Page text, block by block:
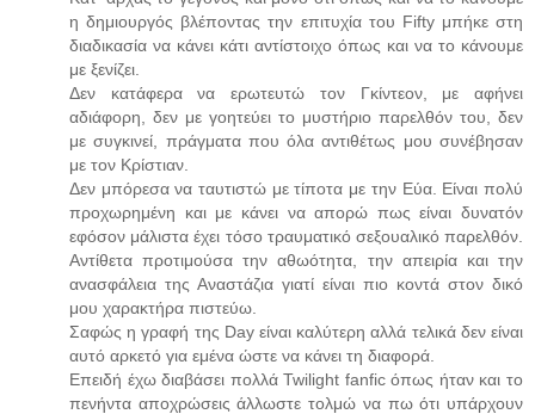
η δημιουργός βλέποντας την επιτυχία του Fifty μπήκε στη
διαδικασία να κάνει κάτι αντίστοιχο όπως και να το κάνουμε
με ξενίζει.
Δεν κατάφερα να ερωτευτώ τον Γκίντεον, με αφήνει
αδιάφορη, δεν με γοητεύει το μυστήριο παρελθόν του, δεν
με συγκινεί, πράγματα που όλα αντιθέτως μου συνέβησαν
με τον Κρίστιαν.
Δεν μπόρεσα να ταυτιστώ με τίποτα με την Εύα. Είναι πολύ
προχωρημένη και με κάνει να απορώ πως είναι δυνατόν
εφόσον μάλιστα έχει τόσο τραυματικό σεξουαλικό παρελθόν.
Αντίθετα προτιμούσα την αθωότητα, την απειρία και την
ανασφάλεια της Αναστάζια γιατί είναι πιο κοντά στον δικό
μου χαρακτήρα πιστεύω.
Σαφώς η γραφή της Day είναι καλύτερη αλλά τελικά δεν είναι
αυτό αρκετό για εμένα ώστε να κάνει τη διαφορά.
Επειδή έχω διαβάσει πολλά Twilight fanfic όπως ήταν και το
πενήντα αποχρώσεις άλλωστε τολμώ να πω ότι υπάρχουν